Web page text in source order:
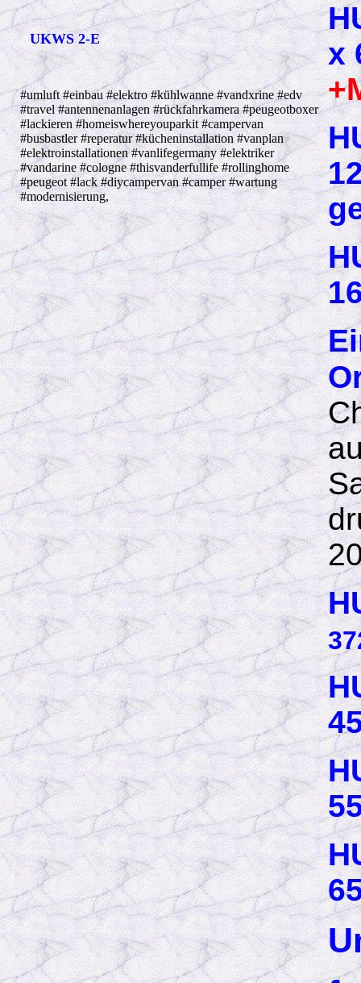
UKWS 2-E
#umluft #einbau #elektro #kühlwanne #vandxrine #edv
#travel #antennenanlagen #rückfahrkamera #peugeotboxer
#lackieren #homeiswhereyouparkit #campervan
#busbastler #reperatur #kücheninstallation #vanplan
#elektroinstallationen #vanlifegermany #elektriker
#vandarine #cologne #thisvanderfullife #rollinghome
#peugeot #lack #diycampervan #camper #wartung
#modernisierung,
x